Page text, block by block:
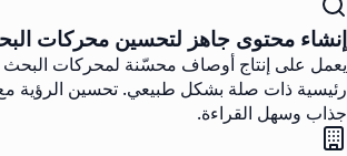
إنشاء محتوى جاهز لتحسين محركات
يعمل على إنتاج أوصاف محسّنة لمحركات
رئيسية ذات صلة بشكل طبيعي. تحسين الرؤية
جذاب وسهل القراءة.